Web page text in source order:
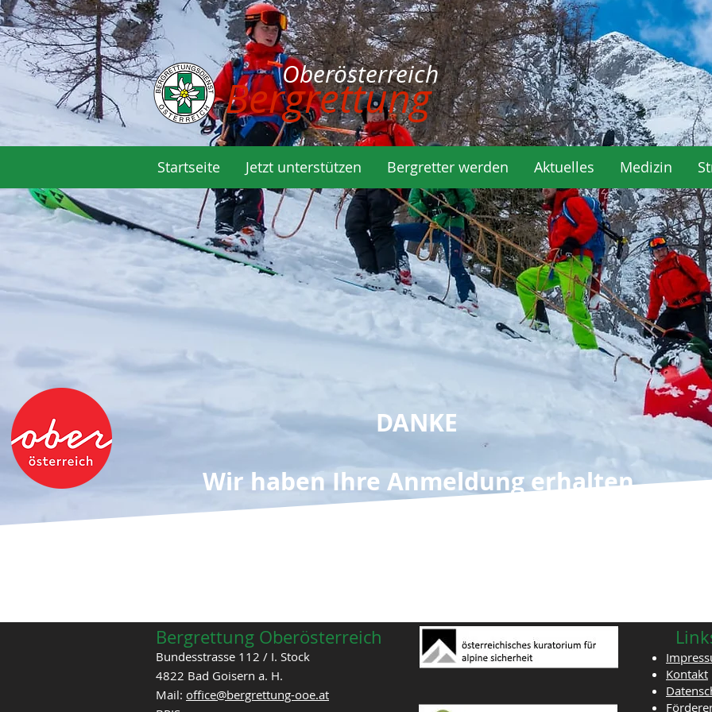
Oberösterreich
Bergrettung
Startseite Jetzt unterstützen Bergretter werden Aktuelles Medizin
DANKE
Wir haben Ihre Anmeldung erhalten.
Bergrettung Oberösterreich
Bundesstrasse 112 / I. Stock
4822 Bad Goisern a. H.
Mail: office@bergrettung-ooe.at
Kontakt